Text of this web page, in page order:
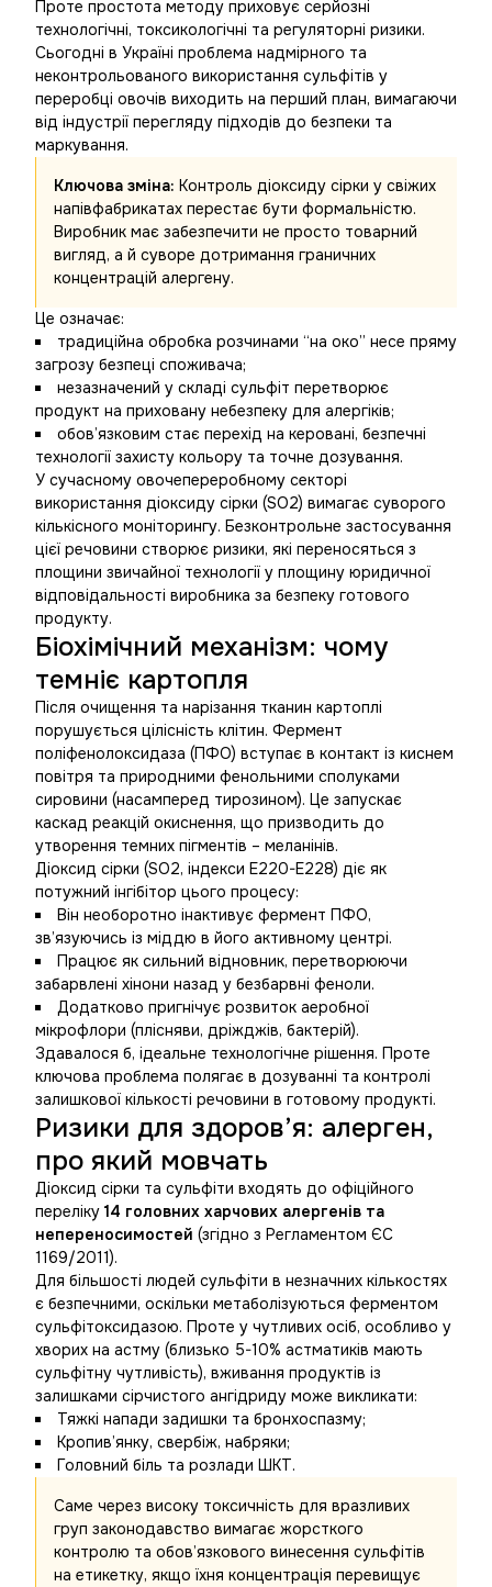
Проте простота методу приховує серйозні
технологічні, токсикологічні та регуляторні ризики.
Сьогодні в Україні проблема надмірного та
неконтрольованого використання сульфітів у
переробці овочів виходить на перший план, вимагаючи
від індустрії перегляду підходів до безпеки та
маркування.
Ключова зміна: Контроль діоксиду сірки у свіжих
напівфабрикатах перестає бути формальністю.
Виробник має забезпечити не просто товарний
вигляд, а й суворе дотримання граничних
концентрацій алергену.
Це означає:
традиційна обробка розчинами “на око” несе пряму
загрозу безпеці споживача;
незазначений у складі сульфіт перетворює
продукт на приховану небезпеку для алергіків;
обов’язковим стає перехід на керовані, безпечні
технології захисту кольору та точне дозування.
У сучасному овочепереробному секторі
використання діоксиду сірки (SO2) вимагає суворого
кількісного моніторингу. Безконтрольне застосування
цієї речовини створює ризики, які переносяться з
площини звичайної технології у площину юридичної
відповідальності виробника за безпеку готового
продукту.
Біохімічний механізм: чому
темніє картопля
Після очищення та нарізання тканин картоплі
порушується цілісність клітин. Фермент
поліфенолоксидаза (ПФО) вступає в контакт із киснем
повітря та природними фенольними сполуками
сировини (насамперед тирозином). Це запускає
каскад реакцій окиснення, що призводить до
утворення темних пігментів – меланінів.
Діоксид сірки (SO2, індекси E220-E228) діє як
потужний інгібітор цього процесу:
Він необоротно інактивує фермент ПФО,
зв’язуючись із міддю в його активному центрі.
Працює як сильний відновник, перетворюючи
забарвлені хінони назад у безбарвні феноли.
Додатково пригнічує розвиток аеробної
мікрофлори (плісняви, дріжджів, бактерій).
Здавалося б, ідеальне технологічне рішення. Проте
ключова проблема полягає в дозуванні та контролі
залишкової кількості речовини в готовому продукті.
Ризики для здоров’я: алерген,
про який мовчать
Діоксид сірки та сульфіти входять до офіційного
переліку 14 головних харчових алергенів та
непереносимостей (згідно з Регламентом ЄС
1169/2011).
Для більшості людей сульфіти в незначних кількостях
є безпечними, оскільки метаболізуються ферментом
сульфітоксидазою. Проте у чутливих осіб, особливо у
хворих на астму (близько 5-10% астматиків мають
сульфітну чутливість), вживання продуктів із
залишками сірчистого ангідриду може викликати:
Тяжкі напади задишки та бронхоспазму;
Кропив’янку, свербіж, набряки;
Головний біль та розлади ШКТ.
Саме через високу токсичність для вразливих
груп законодавство вимагає жорсткого
контролю та обов’язкового винесення сульфітів
на етикетку, якщо їхня концентрація перевищує